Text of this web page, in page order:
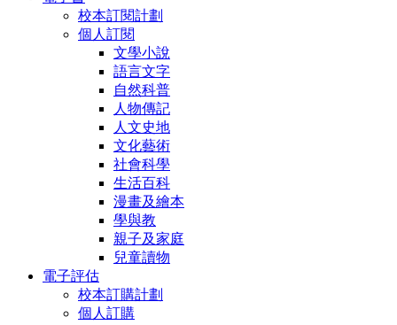
校本訂閱計劃
個人訂閱
文學小說
語言文字
自然科普
人物傳記
人文史地
文化藝術
社會科學
生活百科
漫畫及繪本
學與教
親子及家庭
兒童讀物
電子評估
校本訂購計劃
個人訂購